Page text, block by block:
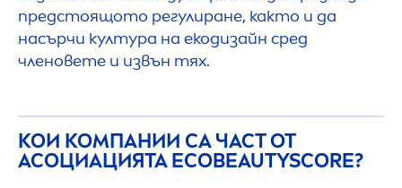
предстоящото регулиране, както и да
насърчи култура на екодизайн сред
членовете и извън тях.
КОИ КОМПАНИИ СА ЧАСТ ОТ
АСОЦИАЦИЯТА ECOBEAUTYSCORE?